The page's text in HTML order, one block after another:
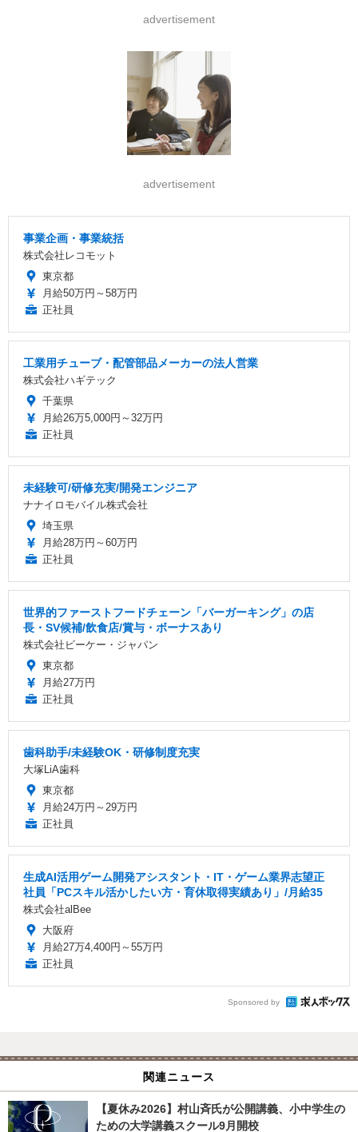
advertisement
advertisement
事業企画・事業統括
株式会社レコモット
東京都
月給50万円～58万円
正社員
工業用チューブ・配管部品メーカーの法人営業
株式会社ハギテック
千葉県
月給26万5,000円～32万円
正社員
未経験可/研修充実/開発エンジニア
ナナイロモバイル株式会社
埼玉県
月給28万円～60万円
正社員
世界的ファーストフードチェーン「バーガーキング」の店
長・SV候補/飲食店/賞与・ボーナスあり
株式会社ビーケー・ジャパン
東京都
月給27万円
正社員
歯科助手/未経験OK・研修制度充実
大塚LiA歯科
東京都
月給24万円～29万円
正社員
生成AI活用ゲーム開発アシスタント・IT・ゲーム業界志望正
社員「PCスキル活かしたい方・育休取得実績あり」/月給35
株式会社alBee
大阪府
月給27万4,400円～55万円
正社員
Sponsored by
関連ニュース
【夏休み2026】村山斉氏が公開講義、小中学生の
ための大学講義スクール9月開校